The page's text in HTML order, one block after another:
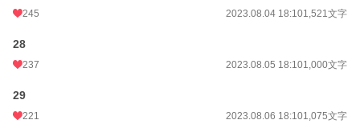
245 2023.08.04 18:101,521文字
28
237 2023.08.05 18:101,000文字
29
221 2023.08.06 18:101,075文字